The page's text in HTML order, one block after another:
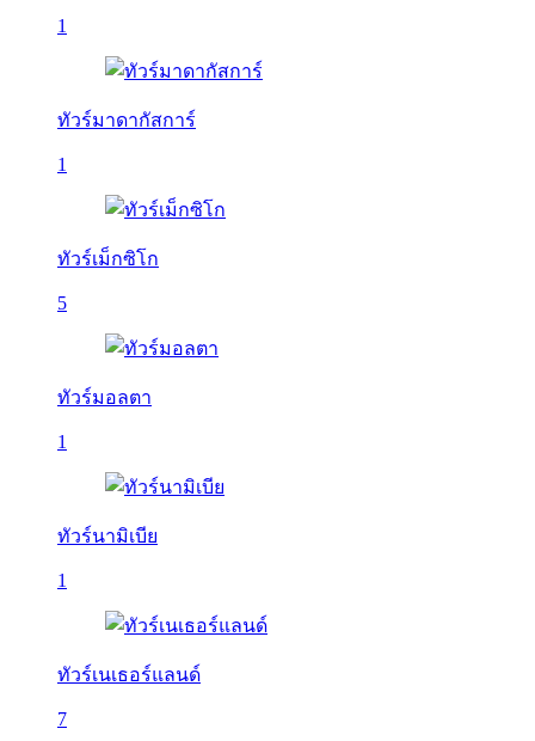
1
ทัวร์มาดากัสการ์
1
ทัวร์เม็กซิโก
5
ทัวร์มอลตา
1
ทัวร์นามิเบีย
1
ทัวร์เนเธอร์แลนด์
7